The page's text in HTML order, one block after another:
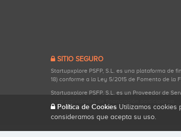
SITIO SEGURO
Startupxplore PSFP, S.L. es una plataforma de
18) conforme a la Ley 5/2015 de Fomento de la
Startupxplore PSFP, S.L. es un Proveedor de
Política de Cookies Utilizamos cookies
consideramos que acepta su uso.